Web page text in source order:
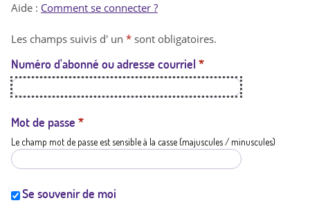
t
a
t
i
Aide : Comment se connecter ?
Les champs suivis d' un * sont obligatoires.
Numéro d'abonné ou adresse courriel *
Mot de passe *
Le champ mot de passe est sensible à la casse (majuscules / minuscules)
Se souvenir de moi